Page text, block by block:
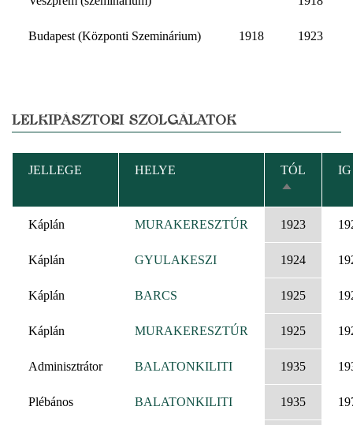
Budapest (Központi Szeminárium) 1918 1923
LELKIPÁSZTORI SZOLGÁLATOK
JELLEGE HELYE
TÓL
CSÖKKENŐ
RENDEZÉS
IG
Káplán MURAKERESZTÚR 1923
Káplán GYULAKESZI 1924
Káplán BARCS 1925
Káplán MURAKERESZTÚR 1925
Adminisztrátor BALATONKILITI 1935
Plébános BALATONKILITI 1935